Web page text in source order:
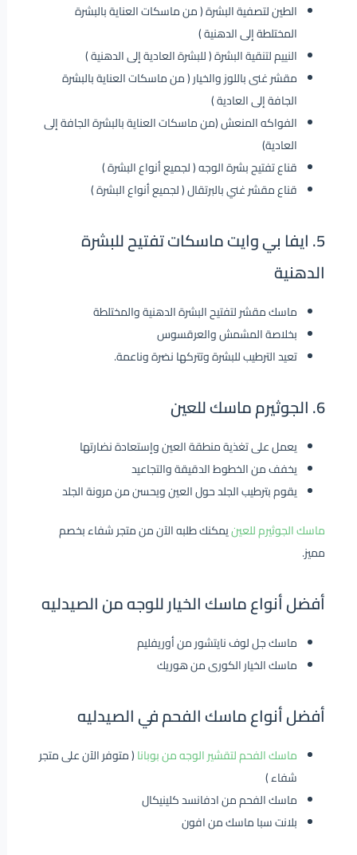
الطين لتصفية البشرة ( من ماسكات العناية بالبشرة
المختلطة إلى الدهنية )
النييم لتنقية البشرة ( للبشرة العادية إلى الدهنية )
مقشر غنى باللوز والخيار ( من ماسكات العناية بالبشرة
الجافة إلى العادية )
الفواكه المنعش (من ماسكات العناية بالبشرة الجافة إلى
العادية)
قناع تفتيح بشرة الوجه ( لجميع أنواع البشرة )
قناعمقشرغني بالبرتقال ( لجميع أنواع البشرة )
5. ايفا بي وايت ماسكات تفتيح للبشرة
الدهنية
ماسك مقشر لتفتيح البشرة الدهنية والمختلطة
بخلاصة المشمش والعرقسوس
تعيد الترطيب للبشرة وتتركها نضرة وناعمة.
6. الجوثيرم ماسك للعين
يعمل على تغذية منطقة العين وإستعادة نضارتها
يخفف من الخطوط الدقيقة والتجاعيد
يقوم بترطيب الجلد حول العين ويحسن من مرونة الجلد
ماسك الجوثيرم للعينيمكنك طلبه الآن من متجر شفاء بخصم
مميز.
أفضل أنواع ماسك الخيار للوجه من الصيدليه
ماسك جل لوف نايتشور من أوريفليم
ماسك الخيار الكورى من هوريك
أفضل أنواع ماسك الفحم في الصيدليه
ماسك الفحم لتقشير الوجه من بوبانا( متوفر الآن على متجر
شفاء )
ماسك الفحم من ادفانسد كلينيكال
بلانت سبا ماسك من افون